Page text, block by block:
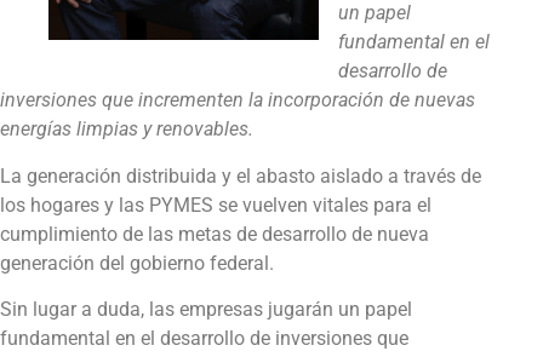
un papel
fundamental en el
desarrollo de
inversiones que incrementen la incorporación de nuevas
energías limpias y renovables.
La generación distribuida y el abasto aislado a través de
los hogares y las PYMES se vuelven vitales para el
cumplimiento de las metas de desarrollo de nueva
generación del gobierno federal.
Sin lugar a duda, las empresas jugarán un papel
fundamental en el desarrollo de inversiones que